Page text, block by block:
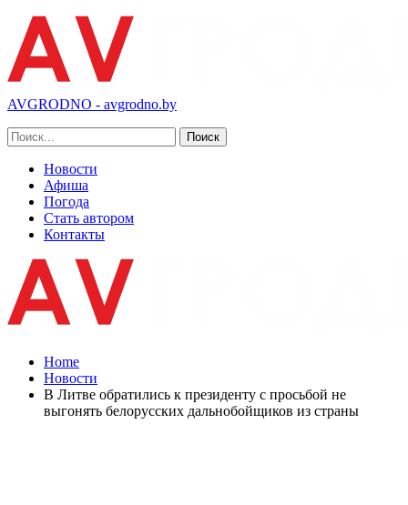
AVGRODNO - avgrodno.by
Новости
Афиша
Погода
Стать автором
Контакты
Home
Новости
В Литве обратились к президенту с просьбой не
выгонять белорусских дальнобойщиков из страны